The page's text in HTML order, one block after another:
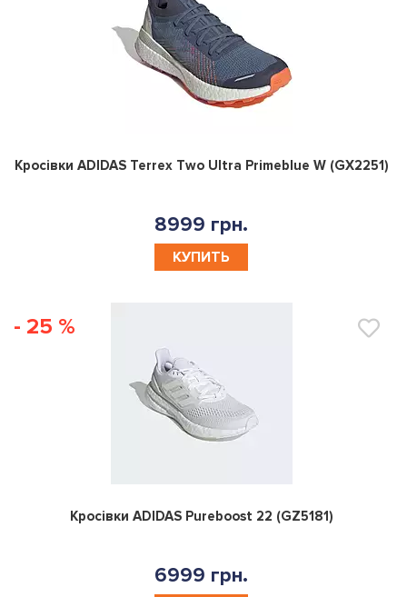
0
Кросівки ADIDAS Terrex Two Ultra Primeblue W (GX2251)
8999 грн.
КУПИТЬ
- 25 %
0
Кросівки ADIDAS Pureboost 22 (GZ5181)
6999 грн.